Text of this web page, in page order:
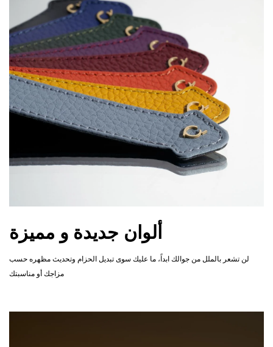
ألوان جديدة و مميزة
لن تشعر بالملل من جوالك ابداً، ما عليك سوى تبديل الحزام وتحديث مظهره حسب
مزاجك أو مناسبتك